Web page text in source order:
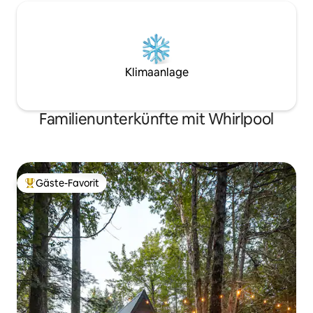
Klimaanlage
Familienunterkünfte mit Whirlpool
Beliebter Gäste-Favorit.
Gäste-Favorit